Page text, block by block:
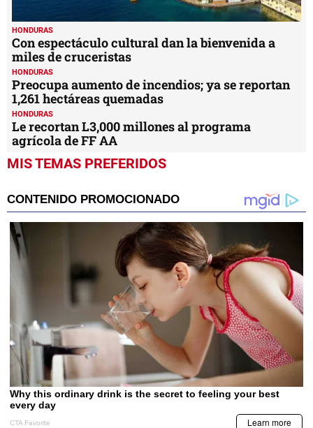
HONDURAS
Con espectáculo cultural dan la bienvenida a
miles de cruceristas
HONDURAS
Preocupa aumento de incendios; ya se reportan
1,261 hectáreas quemadas
HONDURAS
Le recortan L3,000 millones al programa
agrícola de FF AA
MIS TEMAS PREFERIDOS